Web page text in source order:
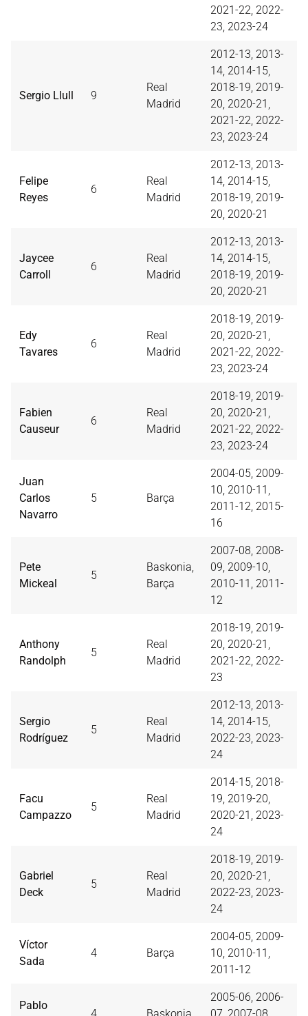
2021-22, 2022-
23, 2023-24
Sergio Llull 9
Real
Madrid
2012-13, 2013-
14, 2014-15,
2018-19, 2019-
20, 2020-21,
2021-22, 2022-
23, 2023-24
Felipe
Reyes
6
Real
Madrid
2012-13, 2013-
14, 2014-15,
2018-19, 2019-
20, 2020-21
Jaycee
Carroll
6
Real
Madrid
2012-13, 2013-
14, 2014-15,
2018-19, 2019-
20, 2020-21
Edy
Tavares
6
Real
Madrid
2018-19, 2019-
20, 2020-21,
2021-22, 2022-
23, 2023-24
Fabien
Causeur
6
Real
Madrid
2018-19, 2019-
20, 2020-21,
2021-22, 2022-
23, 2023-24
Juan
Carlos
Navarro
5 Barça
2004-05, 2009-
10, 2010-11,
2011-12, 2015-
16
Pete
Mickeal
5
Baskonia,
Barça
2007-08, 2008-
09, 2009-10,
2010-11, 2011-
12
Anthony
Randolph
5
Real
Madrid
2018-19, 2019-
20, 2020-21,
2021-22, 2022-
23
Sergio
Rodríguez
5
Real
Madrid
2012-13, 2013-
14, 2014-15,
2022-23, 2023-
24
Facu
Campazzo
5
Real
Madrid
2014-15, 2018-
19, 2019-20,
2020-21, 2023-
24
Gabriel
Deck
5
Real
Madrid
2018-19, 2019-
20, 2020-21,
2022-23, 2023-
24
Víctor
Sada
4 Barça
2004-05, 2009-
10, 2010-11,
2011-12
Pablo
2005-06, 2006-